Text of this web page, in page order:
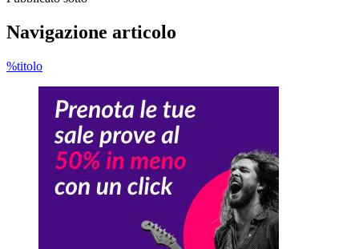
Navigazione articolo
%titolo